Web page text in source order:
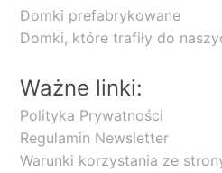
Domki prefabrykowane
Domki, które trafiły do
Ważne linki:
Polityka Prywatności
Regulamin Newsletter
Warunki korzystania ze